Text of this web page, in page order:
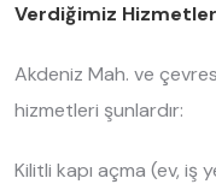
Verdiğimiz Hizmetler
Akdeniz Mah. ve
hizmetleri şunlardır:
Kilitli kapı açma (ev, iş